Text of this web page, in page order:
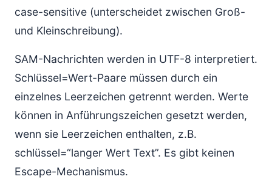
case-sensitive (unterscheidet zwischen Groß-
und Kleinschreibung).
SAM-Nachrichten werden in UTF-8 interpretiert.
Schlüssel=Wert-Paare müssen durch ein
einzelnes Leerzeichen getrennt werden. Werte
können in Anführungszeichen gesetzt werden,
wenn sie Leerzeichen enthalten, z.B.
schlüssel=“langer Wert Text”. Es gibt keinen
Escape-Mechanismus.